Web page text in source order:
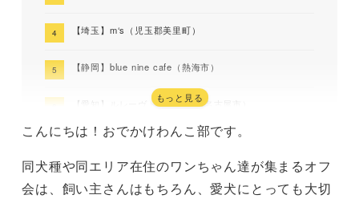
【埼玉】m‘s（児玉郡美里町）
【静岡】blue nine cafe（熱海市）
【愛知】ルレーヴドゥティム（名古屋市）
【奈良】ドッグカフェ メイプル（北葛城郡河合町）
【大阪】SCOO:P Momodani（大阪市）
もっと見る
こんにちは！おでかけわんこ部です。
同犬種や同エリア在住のワンちゃん達が集まるオフ
会は、飼い主さんはもちろん、愛犬にとっても大切